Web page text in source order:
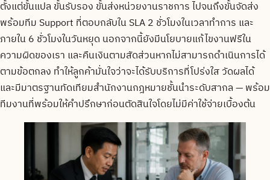
ตั้งแต่ขั้นแปล ขั้นรับรอง ขั้นส่งหน่วยงานราชการ ไปจนถึงขั้นจัดส่ง
พร้อมทีม Support ที่ตอบกลับใน SLA 2 ชั่วโมงในเวลาทำการ และ
ภายใน 6 ชั่วโมงในวันหยุด นอกจากนี้ยังมีนโยบายแก้ไขงานฟรีใน
ความผิดของเรา และคืนเงินตามสัดส่วนหากไม่สามารถดำเนินการได้
ตามข้อตกลง ทำให้ลูกค้ามั่นใจว่าจะได้รับบริการที่โปร่งใส วัดผลได้
และมีมาตรฐานทัดเทียมสำนักงานกฎหมายชั้นนำระดับสากล — พร้อม
ทีมงานที่พร้อมให้คำปรึกษาก่อนตัดสินใจโดยไม่มีค่าใช้จ่ายเบื้องต้น